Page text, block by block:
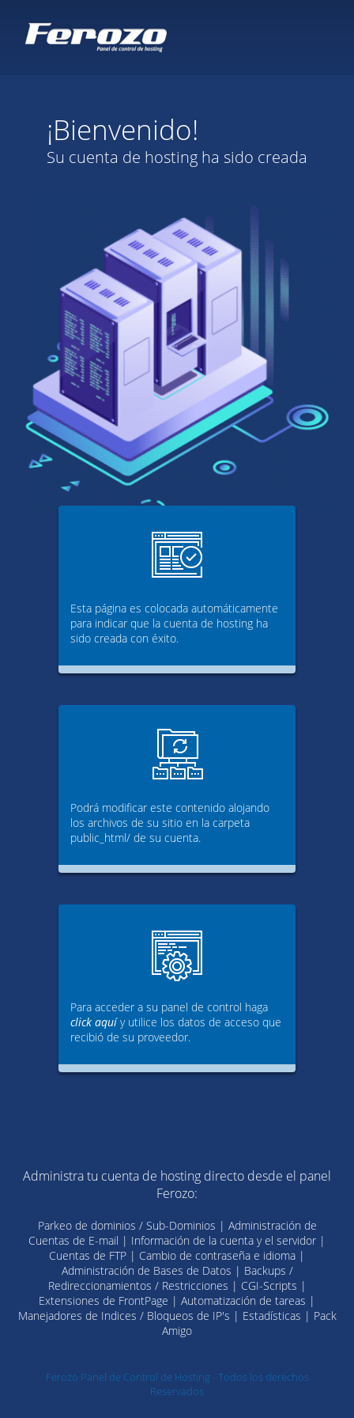
¡Bienvenido!
Su cuenta de hosting ha sido creada
Esta página es colocada automáticamente
para indicar que la cuenta de hosting ha
sido creada con éxito.
Podrá modificar este contenido alojando
los archivos de su sitio en la carpeta
public_html/ de su cuenta.
Para acceder a su panel de control haga
click aquíy utilice los datos de acceso que
recibió de su proveedor.
Administra tu cuenta de hosting directo desde el panel
Ferozo:
Parkeo de dominios / Sub-Dominios | Administración de
Cuentas de E-mail | Información de la cuenta y el servidor |
Cuentas de FTP | Cambio de contraseña e idioma |
Administración de Bases de Datos | Backups /
Redireccionamientos / Restricciones | CGI-Scripts |
Extensiones de FrontPage | Automatización de tareas |
Manejadores de Indices / Bloqueos de IP's | Estadísticas | Pack
Amigo
Ferozo Panel de Control de Hosting - Todos los derechos
Reservados